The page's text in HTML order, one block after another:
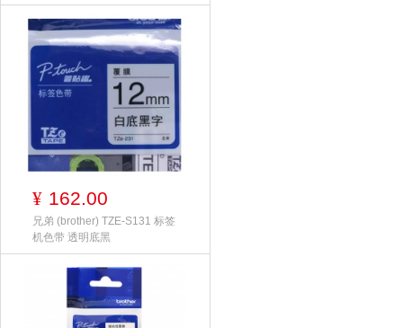
¥ 162.00
兄弟 (brother) TZE-S131 标签
机色带 透明底黑